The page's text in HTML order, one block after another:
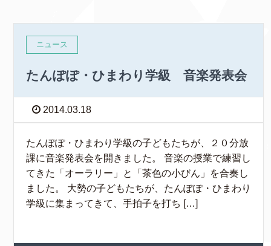
ニュース
たんぽぽ・ひまわり学級 音楽発表会
2014.03.18
たんぽぽ・ひまわり学級の子どもたちが、２０分放
課に音楽発表会を開きました。 音楽の授業で練習し
てきた「オーラリー」と「茶色の小びん」を合奏し
ました。 大勢の子どもたちが、たんぽぽ・ひまわり
学級に集まってきて、手拍子を打ち […]